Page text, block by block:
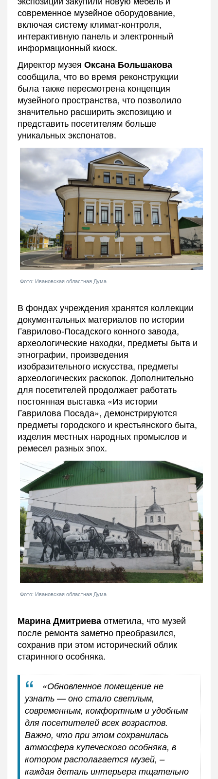
современное музейное оборудование,
включая систему климат-контроля,
интерактивную панель и электронный
информационный киоск.
Директор музея Оксана Большакова
сообщила, что во время реконструкции
была также пересмотрена концепция
музейного пространства, что позволило
значительно расширить экспозицию и
представить посетителям больше
уникальных экспонатов.
Фото: Ивановская областная Дума
В фондах учреждения хранятся коллекции
документальных материалов по истории
Гаврилово-Посадского конного завода,
археологические находки, предметы быта и
этнографии, произведения
изобразительного искусства, предметы
археологических раскопок. Дополнительно
для посетителей продолжает работать
постоянная выставка «Из истории
Гаврилова Посада», демонстрируются
предметы городского и крестьянского быта,
изделия местных народных промыслов и
ремесел разных эпох.
Фото: Ивановская областная Дума
Марина Дмитриеваотметила, что музей
после ремонта заметно преобразился,
сохранив при этом исторический облик
старинного особняка.
«Обновленное помещение не
узнать — оно стало светлым,
современным, комфортным и удобным
для посетителей всех возрастов.
Важно, что при этом сохранилась
атмосфера купеческого особняка, в
котором располагается музей, –
каждая деталь интерьера тщательно